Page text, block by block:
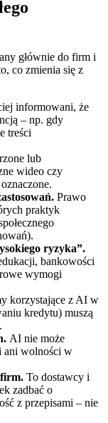
głównie do firm i
co zmienia się z
informowani, że
– np. gdy
treści
lub
wideo czy
Prawo
praktyk
ryzyka”.
bankowości
wymogi
korzystające z AI w
kredytu) muszą
AI nie może
ani wolności w
To dostawcy i
zadbać o
z przepisami – nie